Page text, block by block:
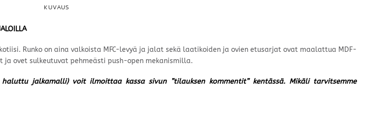
KUVAUS
Runko on aina valkoista MFC-levyä ja jalat sekä laatikoiden ja ovien etusarjat ovat maalattua MDF-
ovet sulkeutuvat pehmeästi push-open mekanismilla.
jalkamalli) voit ilmoittaa kassa sivun ”tilauksen kommentit” kentässä. Mikäli tarvitsemme